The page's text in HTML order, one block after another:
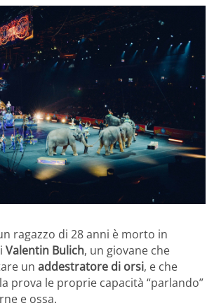
ragazzo di 28 anni è morto in
Valentin Bulich, un giovane che
un addestratore di orsi, e che
prova le proprie capacità “parlando”
e ossa.